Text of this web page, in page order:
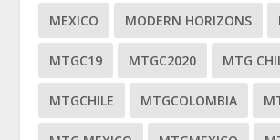
MEXICO MODERN HORIZONS
MTGC19 MTGC2020 MTG
MTGCHILE MTGCOLOMBIA